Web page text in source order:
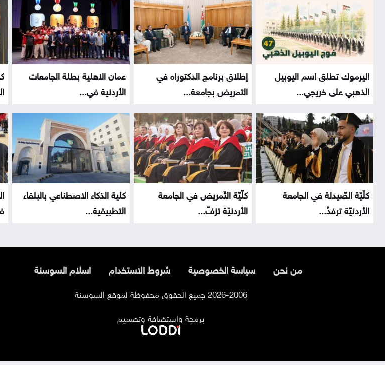
اليرموك تطلق اسم اليوبيل
الذهبي على خريجي...
إطلاق برنامج الدكتوراه في
التمريض بجامعة...
عمان الاهلية بطلة الجامعات
الأردنية في...
كلّيّة الصّيدلة في الجامعة
الأردنيّة ترفدُ...
كلّيّة التّمريض في الجامعة
الأردنيّة تزفّ...
كلية الذكاء الاصطناعي بالبلقاء
التطبيقية...
من نحن سياسة الخصوصية شروط الاستخدام اسلام السوسنة
2026-2006 جميع الحقوق محفوظة لموقع السوسنة
برمجة واستضافة وتصميم